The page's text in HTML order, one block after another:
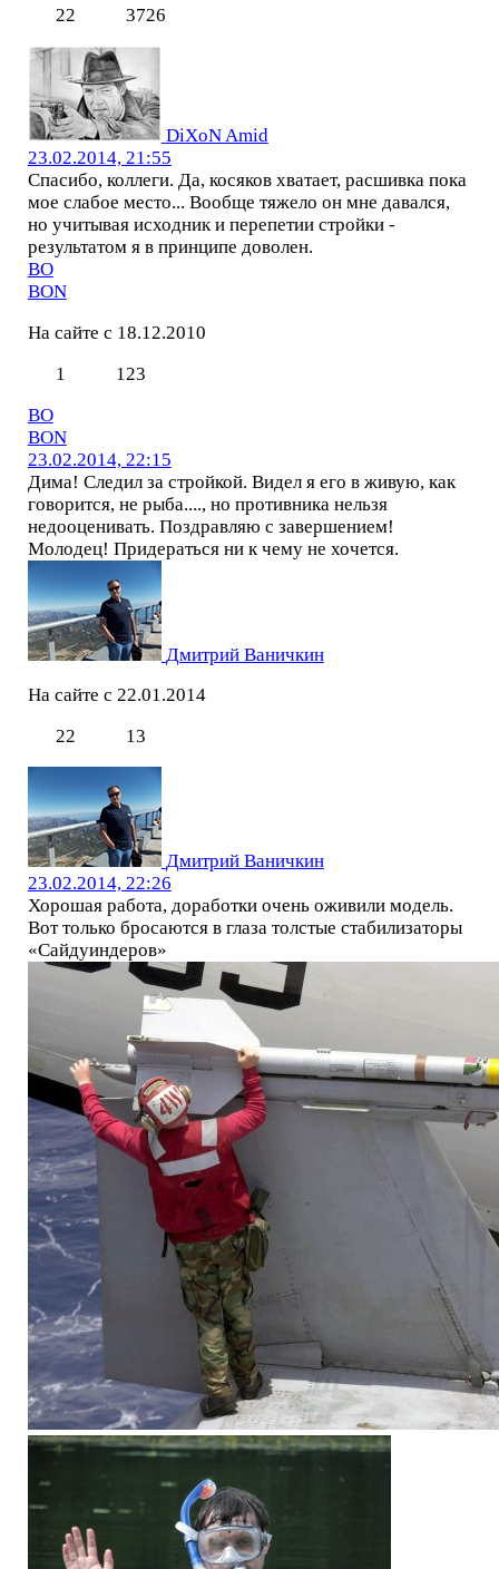
22
3726
DiXoN Amid
23.02.2014, 21:55
Спасибо, коллеги. Да, косяков хватает, расшивка пока
мое слабое место... Вообще тяжело он мне давался,
но учитывая исходник и перепетии стройки -
результатом я в принципе доволен.
BO
BON
На сайте с 18.12.2010
1
123
BO
BON
23.02.2014, 22:15
Дима! Следил за стройкой. Видел я его в живую, как
говорится, не рыба...., но противника нельзя
недооценивать. Поздравляю с завершением!
Молодец! Придераться ни к чему не хочется.
Дмитрий Ваничкин
На сайте с 22.01.2014
22
13
Дмитрий Ваничкин
23.02.2014, 22:26
Хорошая работа, доработки очень оживили модель.
Вот только бросаются в глаза толстые стабилизаторы
«Сайдуиндеров»